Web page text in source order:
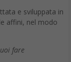
e sviluppata in
affini, nel modo
fare